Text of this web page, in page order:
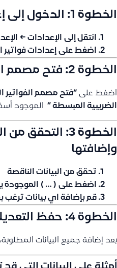
الخطوة 1: الدخول إلى إعدادات الفواتير
انتقل إلى الإعدادات ←
اضغط على إعدادات فواتير
الخطوة 2: فتح مصمم الفواتير
اضغط على “فتح مصمم الفواتير
الضريبية المبسطة ”
الموجود
الخطوة 3: التحقق
وإضافتها
تحقق من البيانات الناقصة
اضغط على ( … ) الموجودة
قم بإضافة اي بيانات ترغب
الخطوة 4: حفظ التعديلات
بعد إضافة جميع البيانات